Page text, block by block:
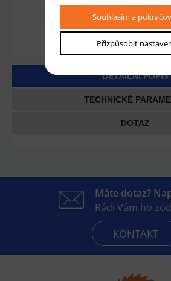
DETAILNÍ POPIS
TECHNICKÉ
DOTAZ
Máte dotaz?
Rádi Vám ho
KONTAKT
Souhlasím a
Přizpůsobit